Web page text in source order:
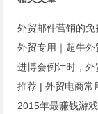
外贸专用｜超牛
推荐 | 外贸电商常